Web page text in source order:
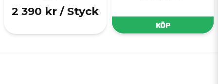
2 390 kr / Styck
KÖP